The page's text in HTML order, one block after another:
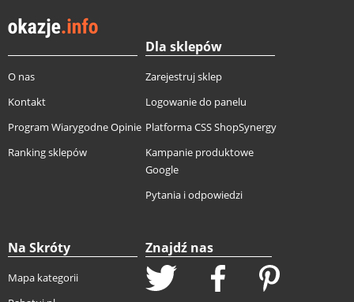
O nas
Kontakt
Program Wiarygodne Opinie
Ranking sklepów
Dla sklepów
Zarejestruj sklep
Logowanie do panelu
Platforma CSS ShopSynergy
Kampanie produktowe
Google
Pytania i odpowiedzi
Na Skróty
Mapa kategorii
Znajdź nas